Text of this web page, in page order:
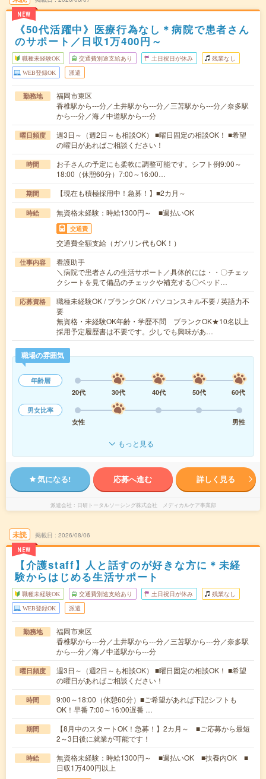
NEW
《50代活躍中》医療行為なし＊病院で患者さん
のサポート／日収1万400円～
職種未経験OK 交通費別途支給あり 土日祝日が休み 残業なし
WEB登録OK 派遣
勤務地
福岡市東区
香椎駅から---分／土井駅から---分／三苫駅から---分／奈多駅
から---分／海ノ中道駅から---分
曜日頻度
週3日～（週2日～も相談OK） ■曜日固定の相談OK！ ■希望
の曜日があればご相談ください！
時間
お子さんの予定にも柔軟に調整可能です。シフト例9:00～
18:00（休憩60分）7:00～16:00…
期間 【現在も積極採用中！急募！】■2カ月～
時給 無資格未経験：時給1300円～ ■週払いOK
交通費
交通費全額支給（ガソリン代もOK！）
仕事内容
看護助手
＼病院で患者さんの生活サポート／具体的には・・〇チェッ
クシートを見て備品のチェックや補充する〇ベッド…
応募資格
職種未経験OK / ブランクOK / パソコンスキル不要 / 英語力不
要
無資格・未経験OK年齢・学歴不問 ブランクOK★10名以上
採用予定履歴書は不要です。少しでも興味があ…
職場の雰囲気
年齢層
20代
30代 40代 50代
60代
男女比率
女性
男性
もっと見る
気になる! 応募へ進む 詳しく見る
派遣会社 日研トータルソーシング株式会社 メディカルケア事業部
未読
NEW
掲載日 2026/08/06
【介護staff】人と話すのが好きな方に＊未経
験からはじめる生活サポート
職種未経験OK 交通費別途支給あり 土日祝日が休み 残業なし
WEB登録OK 派遣
勤務地
福岡市東区
香椎駅から---分／土井駅から---分／三苫駅から---分／奈多駅
から---分／海ノ中道駅から---分
曜日頻度
週3日～（週2日～も相談OK） ■曜日固定の相談OK！ ■希望
の曜日があればご相談ください！
時間
9:00～18:00（休憩60分）■ご希望があれば下記シフトも
OK！早番 7:00～16:00遅番 …
期間
【8月中のスタートOK！急募！】2カ月～ ■ご応募から最短
2～3日後に就業が可能です！
時給
無資格未経験：時給1300円～ ■週払いOK ■扶養内OK ■
日収1万400円以上